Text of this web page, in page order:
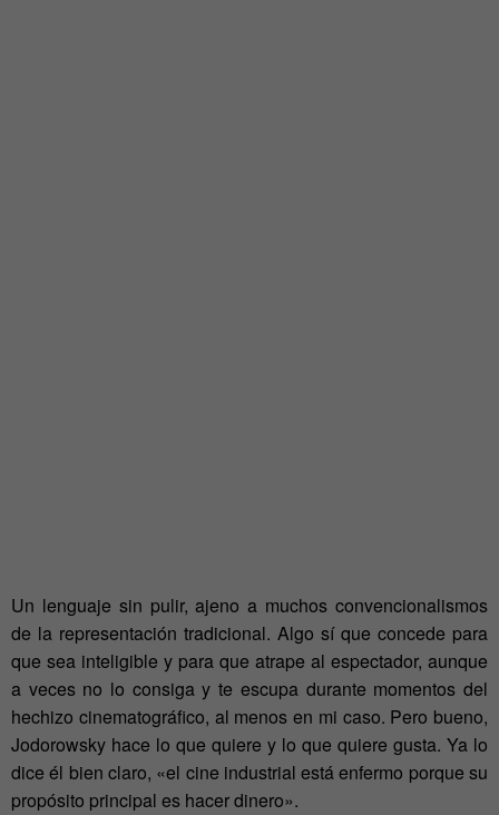
Un lenguaje sin pulir, ajeno a muchos convencionalismos
de la representación tradicional. Algo sí que concede para
que sea inteligible y para que atrape al espectador, aunque
a veces no lo consiga y te escupa durante momentos del
hechizo cinematográfico, al menos en mi caso. Pero bueno,
Jodorowsky hace lo que quiere y lo que quiere gusta. Ya lo
dice él bien claro, «el cine industrial está enfermo porque su
propósito principal es hacer dinero».